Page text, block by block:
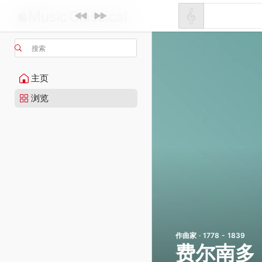
搜索
主页
浏览
作曲家 · 1778 - 1839
费尔南多